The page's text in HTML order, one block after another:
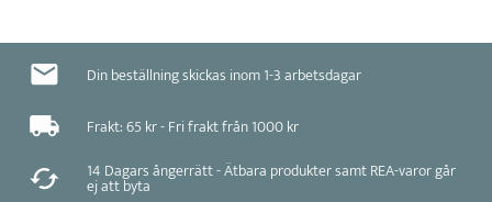
Din beställning skickas inom 1-3 arbetsdagar
Frakt: 65 kr - Fri frakt från 1000 kr
14 Dagars ångerrätt - Ätbara produkter samt REA-varor går
ej att byta